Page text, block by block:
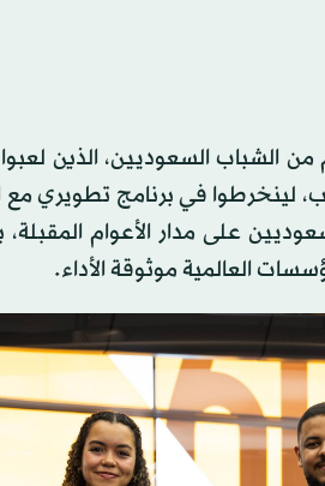
السعوديين، الذين
على مدار الأعوام
العالمية موثوقة الأداء.